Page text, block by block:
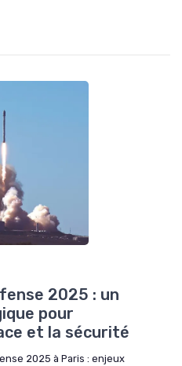
2025 : un
pour
et la sécurité
2025 à Paris : enjeux